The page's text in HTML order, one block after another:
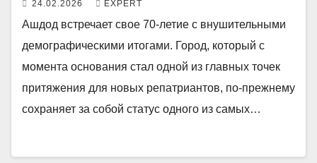
24.02.2026 EXPERT
Ашдод встречает свое 70-летие с внушительными
демографическими итогами. Город, который с
момента основания стал одной из главных точек
притяжения для новых репатриантов, по-прежнему
сохраняет за собой статус одного из самых…